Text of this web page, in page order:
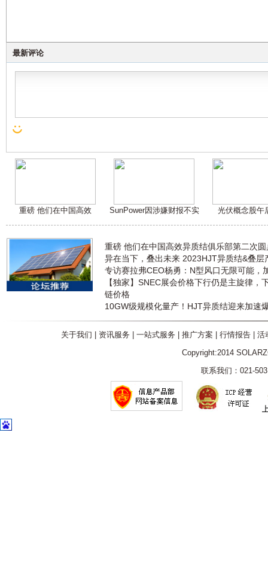
最新评论
重磅 他们在中国高效 SunPower因涉嫌财报不实 光伏概念股午
重磅 他们在中国高效异质结俱乐部第二次
异在当下，叠出未来 2023HJT异质结&叠层
专访赛拉弗CEO杨勇：N型风口无限可能，
【独家】SNEC展会价格下行仍是主旋律，
链价格
10GW级规模化量产！HJT异质结迎来加速
关于我们 资讯服务 一站式服务 推广方案 行情报告| 活
Copyright:2014
联系我们：021-